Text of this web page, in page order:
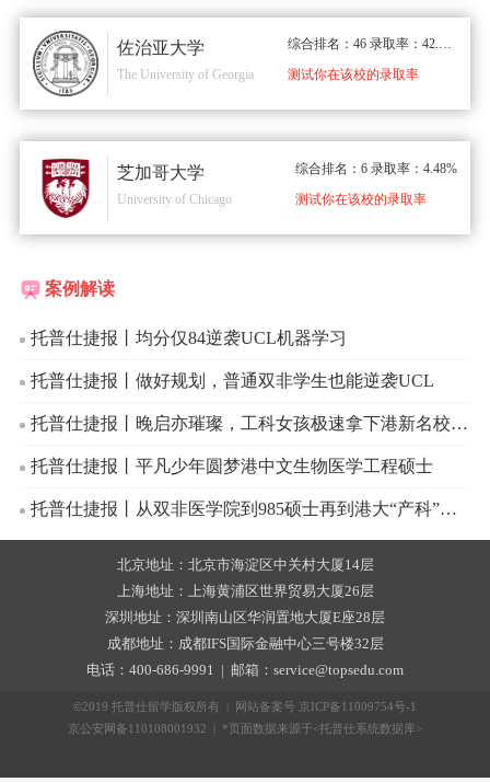
佐治亚大学
The University of Georgia
综合排名：46 录取率：42.00%
测试你在该校的录取率
芝加哥大学
University of Chicago
综合排名：6 录取率：4.48%
测试你在该校的录取率
案例解读
托普仕捷报丨均分仅84逆袭UCL机器学习
托普仕捷报丨做好规划，普通双非学生也能逆袭UCL
托普仕捷报丨晚启亦璀璨，工科女孩极速拿下港新名校计算机硕士
托普仕捷报丨平凡少年圆梦港中文生物医学工程硕士
托普仕捷报丨从双非医学院到985硕士再到港大“产科”博士的逆袭
北京地址：北京市海淀区中关村大厦14层
上海地址：上海黄浦区世界贸易大厦26层
深圳地址：深圳南山区华润置地大厦E座28层
成都地址：成都IFS国际金融中心三号楼32层
电话：400-686-9991 | 邮箱：service@topsedu.com
©2019 托普仕留学版权所有 | 网站备案号 京ICP备11009754号-1
京公安网备110108001932 | *页面数据来源于<托普仕系统数据库>